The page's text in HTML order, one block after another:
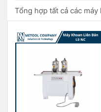
Tổng hợp tất cả các